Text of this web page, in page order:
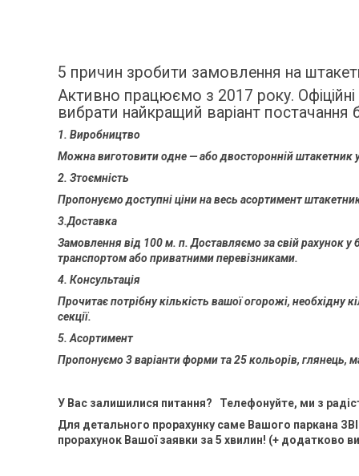
5 причин зробити замовлення на
Активно працюємо з 2017 року.
вибрати найкращий варіант
1. Виробництво
Можна виготовити одне — або двосторонній штакетник
2. Зтоємність
Пропонуємо доступні ціни на весь асортимент
3.Доставка
Замовлення від 100 м. п. Доставляємо за свій рахунок
транспортом або приватними перевізниками.
4. Консультація
Прочитає потрібну кількість вашої огорожі, необхідну
секції.
5. Асортимент
Пропонуємо 3 варіанти форми та 25 кольорів, глянець,
У Вас залишилися питання? Телефонуйте, ми з
Для детального прорахунку саме Вашого паркана
прорахунок Вашої заявки за 5 хвилин! (+ додатково